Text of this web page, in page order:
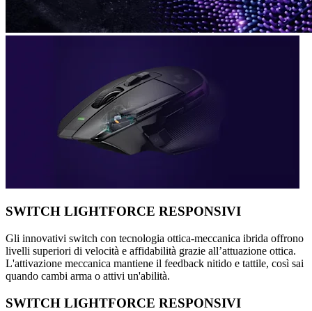
SWITCH LIGHTFORCE RESPONSIVI
Gli innovativi switch con tecnologia ottica-meccanica ibrida offrono
livelli superiori di velocità e affidabilità grazie all’attuazione ottica.
L'attivazione meccanica mantiene il feedback nitido e tattile, così sai
quando cambi arma o attivi un'abilità.
SWITCH LIGHTFORCE RESPONSIVI